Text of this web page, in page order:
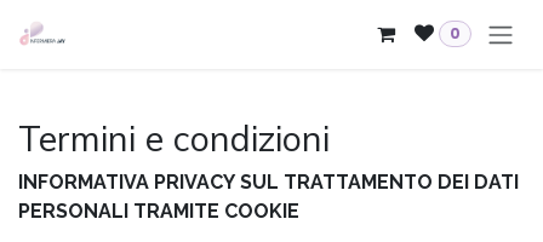
Passa al contenuto
0
Termini e condizioni
INFORMATIVA PRIVACY SUL TRATTAMENTO DEI DATI
PERSONALI TRAMITE COOKIE